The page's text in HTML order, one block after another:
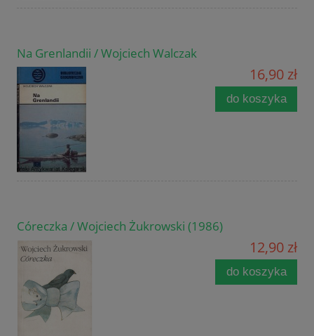
Na Grenlandii / Wojciech Walczak
16,90 zł
do koszyka
Córeczka / Wojciech Żukrowski (1986)
12,90 zł
do koszyka